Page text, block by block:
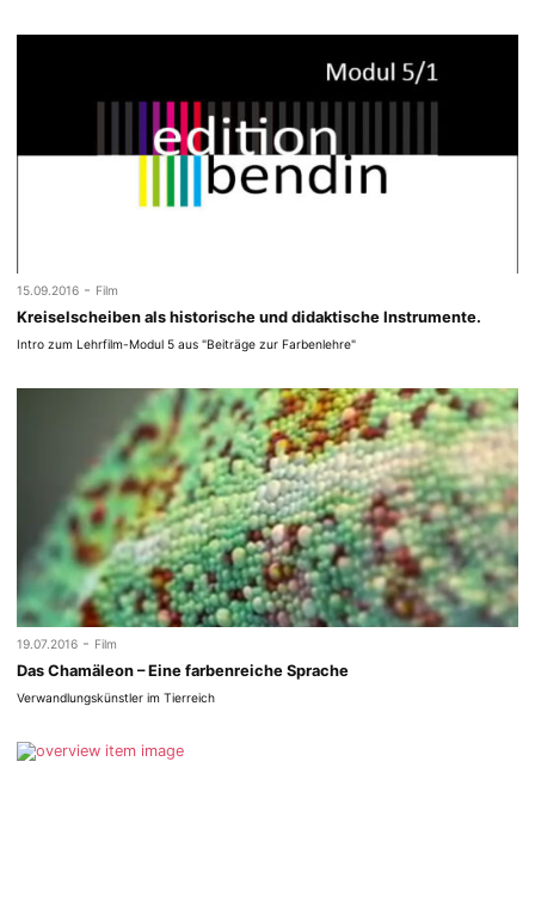
15.09.2016 - Film
Kreiselscheiben als historische und didaktische Instrumente.
Intro zum Lehrfilm-Modul 5 aus "Beiträge zur Farbenlehre"
19.07.2016 - Film
Das Chamäleon – Eine farbenreiche Sprache
Verwandlungskünstler im Tierreich